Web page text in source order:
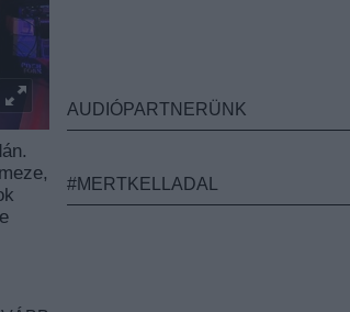
AUDIÓPARTNERÜNK
#MERTKELLADAL